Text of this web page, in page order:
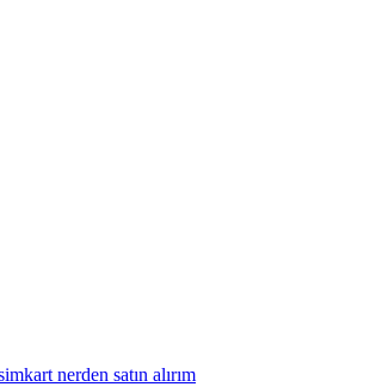
nerden satın alırım